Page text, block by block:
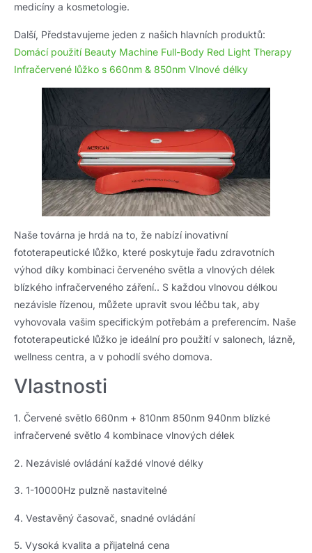
medicíny a kosmetologie.
Další, Představujeme jeden z našich hlavních produktů:
Domácí použití Beauty Machine Full-Body Red Light Therapy
Infračervené lůžko s 660nm & 850nm Vlnové délky
Naše továrna je hrdá na to, že nabízí inovativní
fototerapeutické lůžko, které poskytuje řadu zdravotních
výhod díky kombinaci červeného světla a vlnových délek
blízkého infračerveného záření.. S každou vlnovou délkou
nezávisle řízenou, můžete upravit svou léčbu tak, aby
vyhovovala vašim specifickým potřebám a preferencím. Naše
fototerapeutické lůžko je ideální pro použití v salonech, lázně,
wellness centra, a v pohodlí svého domova.
Vlastnosti
1. Červené světlo 660nm + 810nm 850nm 940nm blízké
infračervené světlo 4 kombinace vlnových délek
2. Nezávislé ovládání každé vlnové délky
3. 1-10000Hz pulzně nastavitelné
4. Vestavěný časovač, snadné ovládání
5. Vysoká kvalita a přijatelná cena